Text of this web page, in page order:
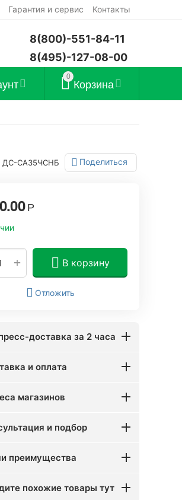
Гарантия и сервис Контакты
8(800)-551-84-11
8(495)-127-08-00
0 Корзина
ДС-СА35ЧСНБ Поделиться
Р
+ В корзину
Отложить
доставка за 2 часа
и оплата
магазинов
и подбор
преимущества
похожие товары тут